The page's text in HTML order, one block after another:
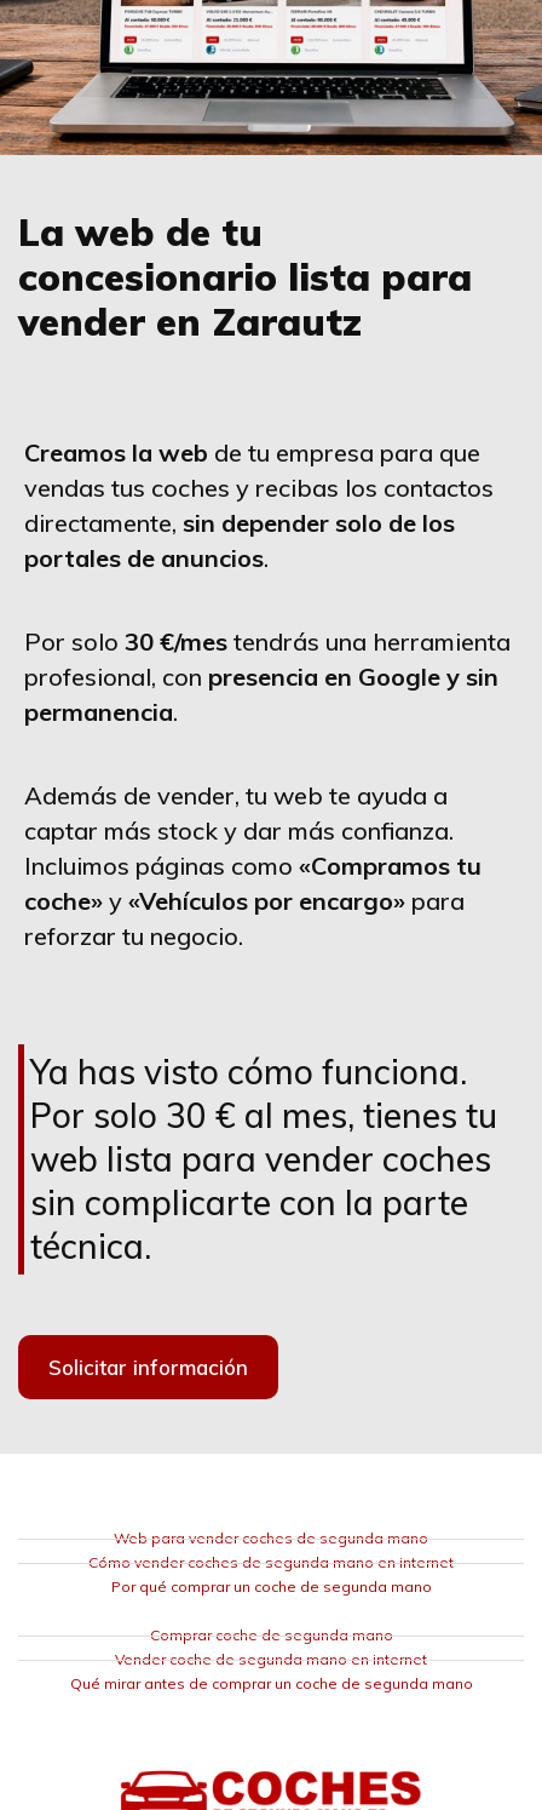
La web de tu
concesionario lista para
vender en Zarautz
Creamos la web de tu empresa para que
vendas tus coches y recibas los contactos
directamente, sin depender solo de los
portales de anuncios.
Por solo 30 €/mes tendrás una herramienta
profesional, con presencia en Google y sin
permanencia.
Además de vender, tu web te ayuda a
captar más stock y dar más confianza.
Incluimos páginas como «Compramos tu
coche» y «Vehículos por encargo» para
reforzar tu negocio.
Ya has visto cómo funciona.
Por solo 30 € al mes, tienes tu
web lista para vender coches
sin complicarte con la parte
técnica.
Solicitar información
Web para vender coches de segunda mano
Cómo vender coches de segunda mano en internet
Por qué comprar un coche de segunda mano
Comprar coche de segunda mano
Vender coche de segunda mano en internet
Qué mirar antes de comprar un coche de segunda mano